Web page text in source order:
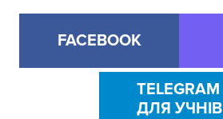
FACEBOOK
TELEGRAM
ДЛЯ УЧНІВ